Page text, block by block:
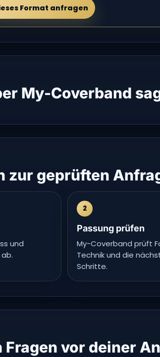
Format anfragen
My-Coverband
zur geprüften
und
2
Passung prüfen
My-Coverband prüft
Technik und die
Schritte.
vor deiner